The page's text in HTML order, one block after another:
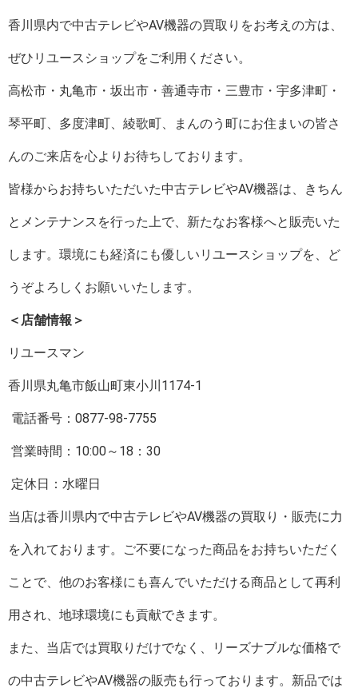
香川県内で中古テレビやAV機器の買取りをお考えの方は、
ぜひリユースショップをご利用ください。
高松市・丸亀市・坂出市・善通寺市・三豊市・宇多津町・
琴平町、多度津町、綾歌町、まんのう町にお住まいの皆さ
んのご来店を心よりお待ちしております。
皆様からお持ちいただいた中古テレビやAV機器は、きちん
とメンテナンスを行った上で、新たなお客様へと販売いた
します。環境にも経済にも優しいリユースショップを、ど
うぞよろしくお願いいたします。
＜店舗情報＞
リユースマン
香川県丸亀市飯山町東小川1174-1
電話番号：0877-98-7755
営業時間：10:00～18：30
定休日：水曜日
当店は香川県内で中古テレビやAV機器の買取り・販売に力
を入れております。ご不要になった商品をお持ちいただく
ことで、他のお客様にも喜んでいただける商品として再利
用され、地球環境にも貢献できます。
また、当店では買取りだけでなく、リーズナブルな価格で
の中古テレビやAV機器の販売も行っております。新品では